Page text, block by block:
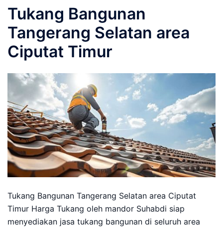
Tukang Bangunan
Tangerang Selatan area
Ciputat Timur
Tukang Bangunan Tangerang Selatan area Ciputat
Timur Harga Tukang oleh mandor Suhabdi siap
menyediakan jasa tukang bangunan di seluruh area